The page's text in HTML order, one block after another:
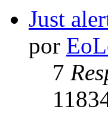
Just
por
7